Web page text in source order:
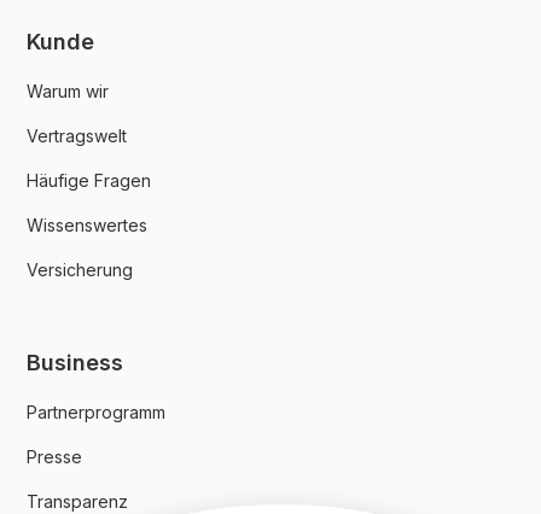
Kunde
Warum wir
Vertragswelt
Häufige Fragen
Wissenswertes
Versicherung
Business
Partnerprogramm
Presse
Transparenz